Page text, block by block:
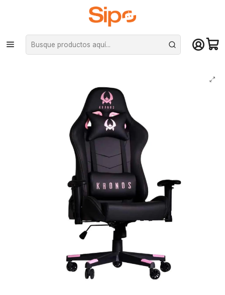
¡Compra hasta mediodía y recibe hoy! De lunes a sábado en el gran
Santiago. Envío gratis desde $29.990
Inicio Computación y Gamers Sillas y Escritorios Sillas
Silla de escritorio Profesional Kronos Hunter Light Gamer - Pink